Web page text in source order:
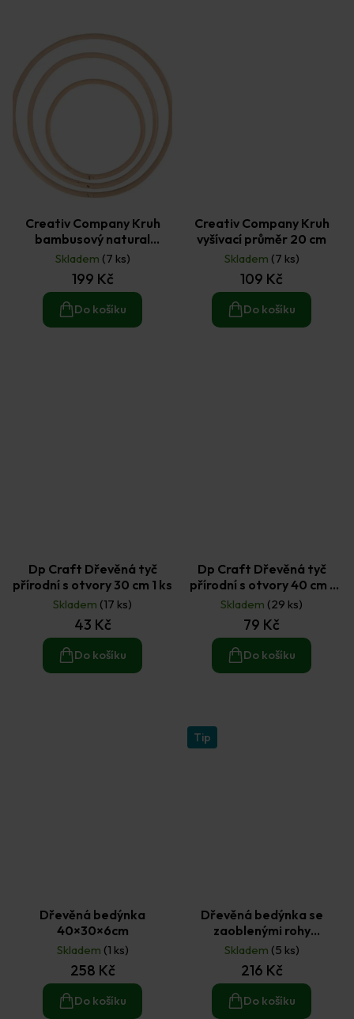
Creativ Company Kruh
bambusový natural
průměr 15,3 cm; 20,3 cm a
25,5 cm - 3 ks
Skladem (7 ks)
199 Kč
Do košíku
Creativ Company Kruh
vyšívací průměr 20 cm
Skladem (7 ks)
109 Kč
Do košíku
Dp Craft Dřevěná tyč
přírodní s otvory 30 cm 1 ks
Skladem (17 ks)
43 Kč
Do košíku
Dp Craft Dřevěná tyč
přírodní s otvory 40 cm 1
ks
Skladem (29 ks)
79 Kč
Do košíku
Dřevěná bedýnka
40×30×6cm
Skladem (1 ks)
258 Kč
Do košíku
Tip
Dřevěná bedýnka se
zaoblenými rohy
25x25x7cm
Skladem (5 ks)
216 Kč
Do košíku